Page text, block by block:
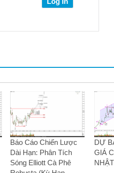
Báo Cáo Chiến Lược
Dài Hạn: Phân Tích
Sóng Elliott Cà Phê
DỰ
GIÁ